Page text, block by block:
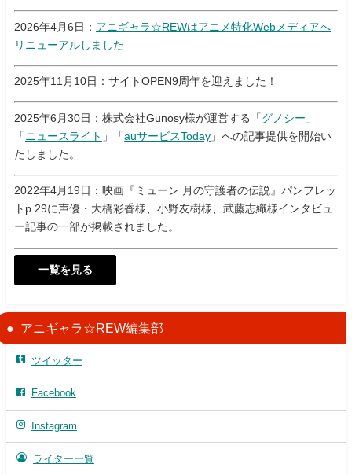
2026年4月6日： アニギャラ☆REWはアニメ特化Webメディアへ
リニューアルしました
2025年11月10日：サイトOPEN9周年を迎えました！
2025年6月30日：株式会社Gunosy様が運営する「 グノシー 」
「 ニュースライト 」「auサービスToday 」への記事提供を開始い
たしました。
2022年4月19日：映画『ミューン 月の守護者の伝説』パンフレッ
トp.29に声優・大橋彩香様、小野友樹様、武藤志織様インタビュ
ー記事の一部が掲載されました。
一覧を見る
アニギャラ☆REW編集部
ツイッター
Facebook
Instagram
ライター一覧